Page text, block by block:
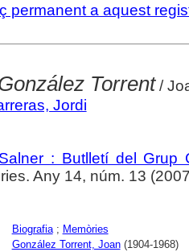
permanent a aquest
Torrent/
Jordi
: Butlletí del Grup
Any 14, núm. 13
Biografia; Memòries
González Torrent, Joan(1904-1968)